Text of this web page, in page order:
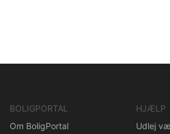
BOLIGPORTAL
Om BoligPortal
HJÆLP
Udlej